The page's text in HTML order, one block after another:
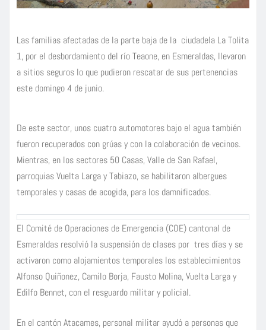
Las familias afectadas de la parte baja de la ciudadela La Tolita
1, por el desbordamiento del río Teaone, en Esmeraldas, llevaron
a sitios seguros lo que pudieron rescatar de sus pertenencias
este domingo 4 de junio.
De este sector, unos cuatro automotores bajo el agua también
fueron recuperados con grúas y con la colaboración de vecinos.
Mientras, en los sectores 50 Casas, Valle de San Rafael,
parroquias Vuelta Larga y Tabiazo, se habilitaron albergues
temporales y casas de acogida, para los damnificados.
El Comité de Operaciones de Emergencia (COE) cantonal de
Esmeraldas resolvió la suspensión de clases por tres días y se
activaron como alojamientos temporales los establecimientos
Alfonso Quiñonez, Camilo Borja, Fausto Molina, Vuelta Larga y
Edilfo Bennet, con el resguardo militar y policial.
En el cantón Atacames, personal militar ayudó a personas que